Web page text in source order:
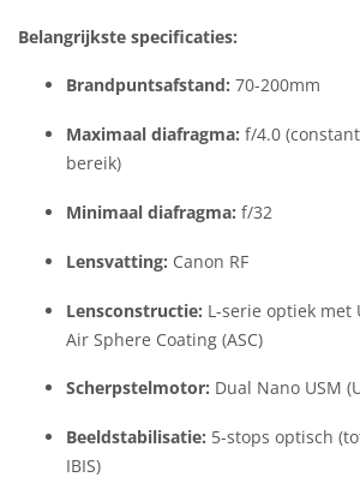
Belangrijkste specificaties:
Brandpuntsafstand: 70-200mm
Maximaal diafragma: f/4.0
bereik)
Minimaal diafragma: f/32
Lensvatting: Canon RF
Lensconstructie: L-serie optiek met
Air Sphere Coating (ASC)
Scherpstelmotor: Dual Nano USM
Beeldstabilisatie: 5-stops optisch
IBIS)